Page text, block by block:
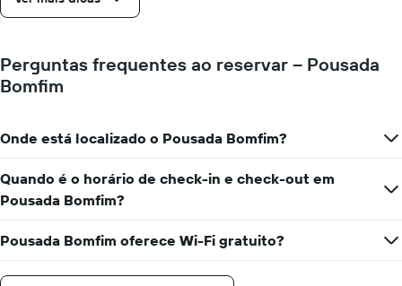
antes
O
gráfico
eixo
Y
exibindo
o
preço
médio
de
um
quarto
Perguntas frequentes ao reservar – Pousada
Bomfim
Onde está localizado o Pousada Bomfim?
Quando é o horário de check-in e check-out em
Pousada Bomfim?
Pousada Bomfim oferece Wi-Fi gratuito?